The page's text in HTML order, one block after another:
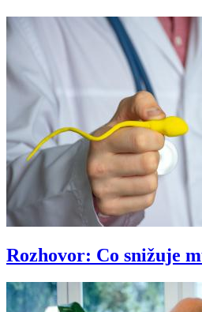
Rozhovor: Co snižuje